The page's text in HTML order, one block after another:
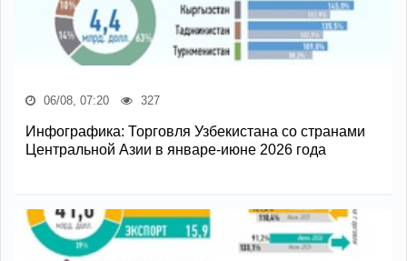
06/08, 07:20 327
Инфографика: Торговля Узбекистана со странами
Центральной Азии в январе-июне 2026 года